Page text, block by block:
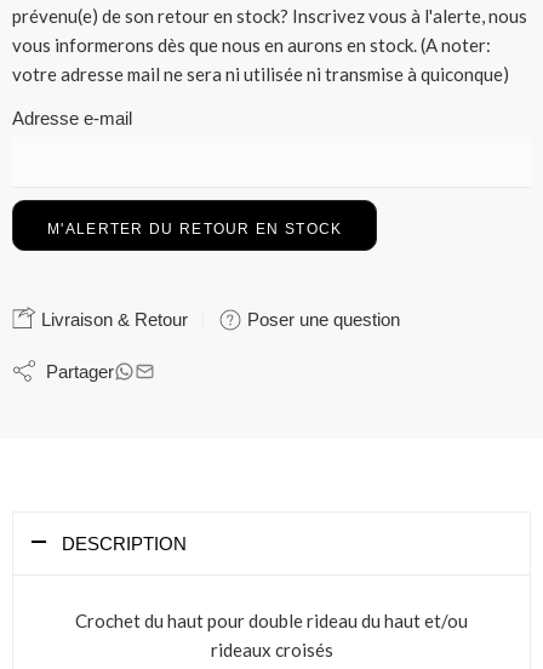
prévenu(e) de son retour en stock? Inscrivez vous à l'alerte, nous
vous informerons dès que nous en aurons en stock. (A noter:
votre adresse mail ne sera ni utilisée ni transmise à quiconque)
Adresse e-mail
Livraison & Retour Poser une question
Partager
DESCRIPTION
Crochet du haut pour double rideau du haut et/ou
rideaux croisés